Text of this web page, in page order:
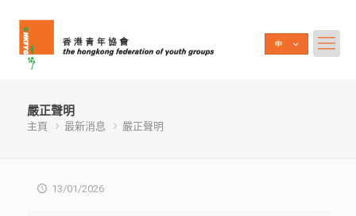
嚴正聲明
主頁 最新消息 嚴正聲明
13/01/2026